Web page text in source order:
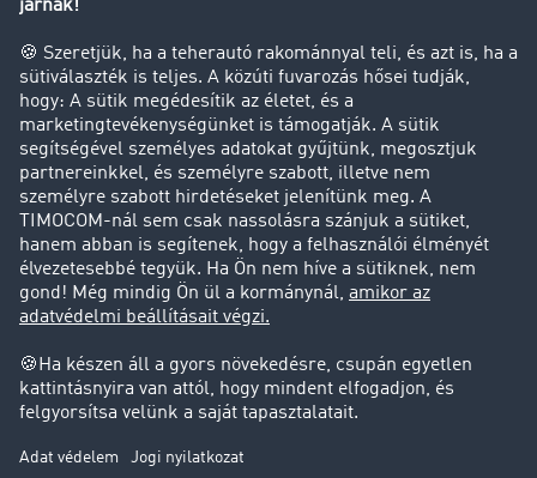
Cég
Sikertörténetek
Ügyfél hoz ügyfelet
Jogi információk
Impresszum
Adatvédelem
süti-beállítások